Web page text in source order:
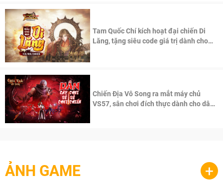
Tam Quốc Chí kích hoạt đại chiến Di
Lăng, tặng siêu code giá trị dành cho
Chiến Địa Vô Song ra mắt máy chủ
VS57, sân chơi đích thực dành cho dân
ẢNH GAME +